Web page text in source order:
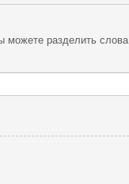
можете разделить слова